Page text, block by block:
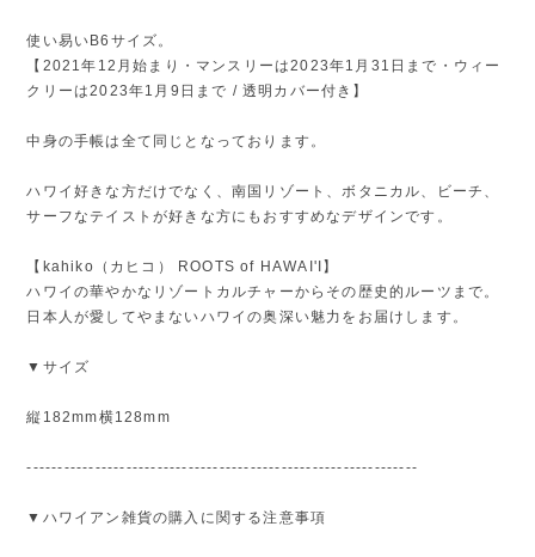
使い易いB6サイズ。
【2021年12月始まり・マンスリーは2023年1月31日まで・ウィー
クリーは2023年1月9日まで / 透明カバー付き】
中身の手帳は全て同じとなっております。
ハワイ好きな方だけでなく、南国リゾート、ボタニカル、ビーチ、
サーフなテイストが好きな方にもおすすめなデザインです。
【kahiko（カヒコ） ROOTS of HAWAI'I】
ハワイの華やかなリゾートカルチャーからその歴史的ルーツまで。
日本人が愛してやまないハワイの奥深い魅力をお届けします。
▼サイズ
縦182mm横128mm
---------------------------------------------------------------
▼ハワイアン雑貨の購入に関する注意事項